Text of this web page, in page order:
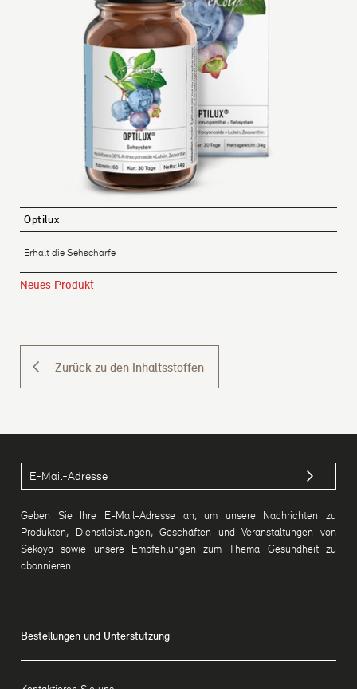
Optilux
Erhält die Sehschärfe
Neues Produkt
Zurück zu den Inhaltsstoffen
Geben Sie Ihre E-Mail-Adresse an, um unsere Nachrichten zu
Produkten, Dienstleistungen, Geschäften und Veranstaltungen von
Sekoya sowie unsere Empfehlungen zum Thema Gesundheit zu
abonnieren.
Bestellungen und Unterstützung